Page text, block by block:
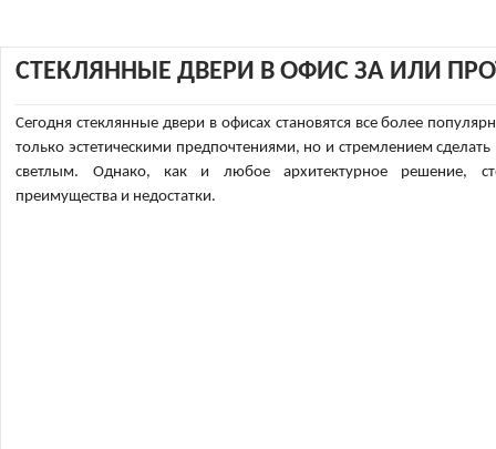
СТЕКЛЯННЫЕ ДВЕРИ В ОФИС ЗА ИЛИ
Сегодня стеклянные двери в офисах становятся все более
только эстетическими предпочтениями, но и стремлением
светлым. Однако, как и любое архитектурное решение,
преимущества и недостатки.